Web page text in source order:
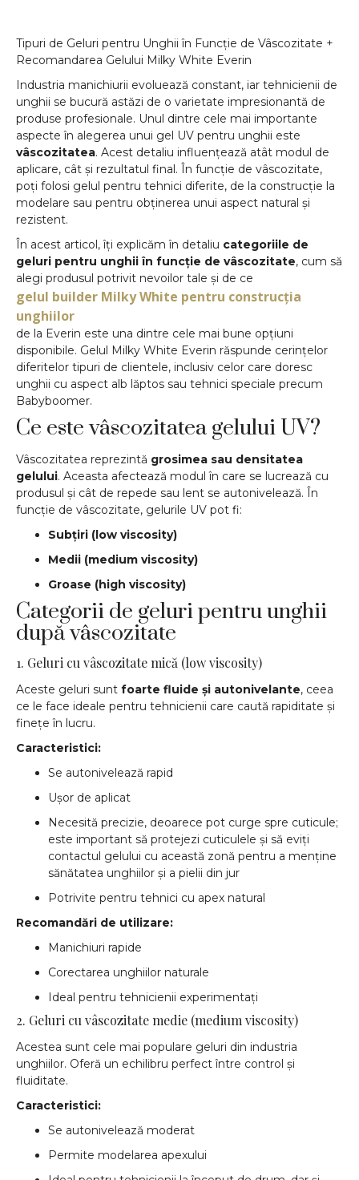
Tipuri de Geluri pentru Unghii în Funcție de Vâscozitate +
Recomandarea Gelului Milky White Everin
Industria manichiurii evoluează constant, iar tehnicienii de
unghii se bucură astăzi de o varietate impresionantă de
produse profesionale. Unul dintre cele mai importante
aspecte în alegerea unui gel UV pentru unghii este
vâscozitatea. Acest detaliu influențează atât modul de
aplicare, cât și rezultatul final. În funcție de vâscozitate,
poți folosi gelul pentru tehnici diferite, de la construcție la
modelare sau pentru obținerea unui aspect natural și
rezistent.
În acest articol, îți explicăm în detaliu categoriile de
geluri pentru unghii în funcție de vâscozitate, cum să
alegi produsul potrivit nevoilor tale și de ce
gelul builder Milky White pentru construcția
unghiilor
de la Everin este una dintre cele mai bune opțiuni
disponibile. Gelul Milky White Everin răspunde cerințelor
diferitelor tipuri de clientele, inclusiv celor care doresc
unghii cu aspect alb lăptos sau tehnici speciale precum
Babyboomer.
Ce este vâscozitatea gelului UV?
Vâscozitatea reprezintă grosimea sau densitatea
gelului. Aceasta afectează modul în care se lucrează cu
produsul și cât de repede sau lent se autonivelează. În
funcție de vâscozitate, gelurile UV pot fi:
Subțiri (low viscosity)
Medii (medium viscosity)
Groase (high viscosity)
Categorii de geluri pentru unghii
după vâscozitate
1. Geluri cu vâscozitate mică (low viscosity)
Aceste geluri sunt foarte fluide și autonivelante, ceea
ce le face ideale pentru tehnicienii care caută rapiditate și
finețe în lucru.
Caracteristici:
Se autonivelează rapid
Ușor de aplicat
Necesită precizie, deoarece pot curge spre cuticule;
este important să protejezi cuticulele și să eviți
contactul gelului cu această zonă pentru a menține
sănătatea unghiilor și a pielii din jur
Potrivite pentru tehnici cu apex natural
Recomandări de utilizare:
Manichiuri rapide
Corectarea unghiilor naturale
Ideal pentru tehnicienii experimentați
2. Geluri cu vâscozitate medie (medium viscosity)
Acestea sunt cele mai populare geluri din industria
unghiilor. Oferă un echilibru perfect între control și
fluiditate.
Caracteristici:
Se autonivelează moderat
Permite modelarea apexului